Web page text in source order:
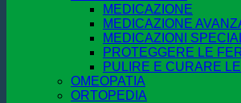
MEDICAZIONE
MEDICAZIONE
MEDICAZIONI
PROTEGGERE LE
PULIRE E CURARE
OMEOPATIA
ORTOPEDIA